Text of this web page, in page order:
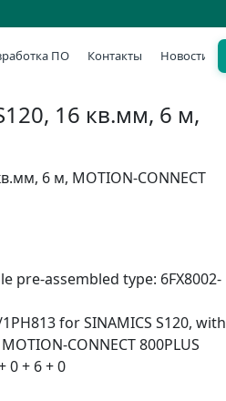
ПО Контакты Новости
16 кв.мм, 6 м,
6 м, MOTION-CONNECT
pre-assembled type: 6FX8002-
for SINAMICS S120, with
CONNECT 800PLUS
0 + 6 + 0